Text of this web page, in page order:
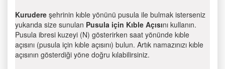
Kurudere şehrinin kıble yönünü pusula ile bulmak isterseniz
yukarıda size sunulan Pusula için Kıble Açısını kullanın.
Pusula ibresi kuzeyi (N) gösterirken saat yönünde kıble
açısını (pusula için kıble açısını) bulun. Artık namazınızı kıble
açısının gösterdiği yöne doğru kılabilirsiniz.